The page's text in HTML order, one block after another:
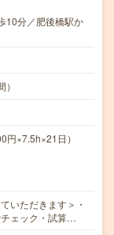
10分／肥後橋駅か
×7.5h×21日）
いただきます＞・
ェック・試算…